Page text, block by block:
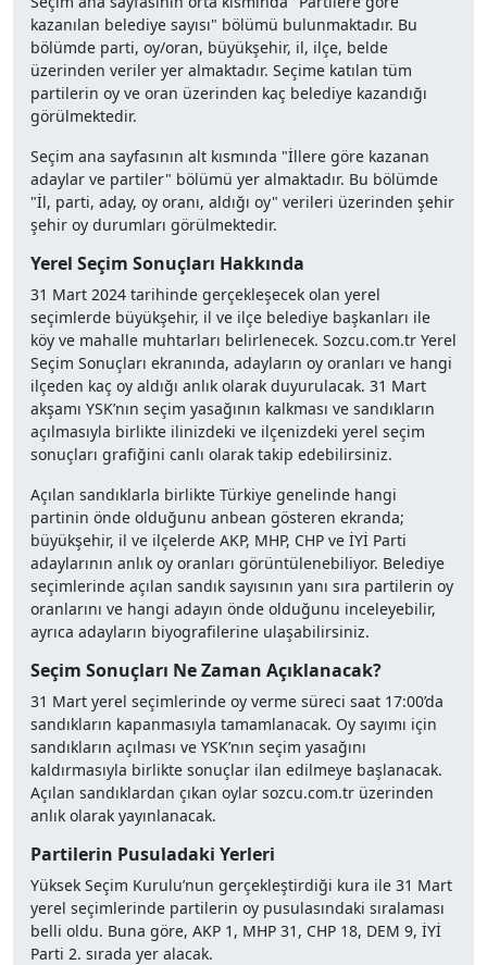
kazanılan belediye sayısı" bölümü bulunmaktadır. Bu
bölümde parti, oy/oran, büyükşehir, il, ilçe, belde
üzerinden veriler yer almaktadır. Seçime katılan tüm
partilerin oy ve oran üzerinden kaç belediye kazandığı
görülmektedir.
Seçim ana sayfasının alt kısmında "İllere göre kazanan
adaylar ve partiler" bölümü yer almaktadır. Bu bölümde
"İl, parti, aday, oy oranı, aldığı oy" verileri üzerinden şehir
şehir oy durumları görülmektedir.
Yerel Seçim Sonuçları Hakkında
31 Mart 2024 tarihinde gerçekleşecek olan yerel
seçimlerde büyükşehir, il ve ilçe belediye başkanları ile
köy ve mahalle muhtarları belirlenecek. Sozcu.com.tr Yerel
Seçim Sonuçları ekranında, adayların oy oranları ve hangi
ilçeden kaç oy aldığı anlık olarak duyurulacak. 31 Mart
akşamı YSK’nın seçim yasağının kalkması ve sandıkların
açılmasıyla birlikte ilinizdeki ve ilçenizdeki yerel seçim
sonuçları grafiğini canlı olarak takip edebilirsiniz.
Açılan sandıklarla birlikte Türkiye genelinde hangi
partinin önde olduğunu anbean gösteren ekranda;
büyükşehir, il ve ilçelerde AKP, MHP, CHP ve İYİ Parti
adaylarının anlık oy oranları görüntülenebiliyor. Belediye
seçimlerinde açılan sandık sayısının yanı sıra partilerin oy
oranlarını ve hangi adayın önde olduğunu inceleyebilir,
ayrıca adayların biyografilerine ulaşabilirsiniz.
Seçim Sonuçları Ne Zaman Açıklanacak?
31 Mart yerel seçimlerinde oy verme süreci saat 17:00’da
sandıkların kapanmasıyla tamamlanacak. Oy sayımı için
sandıkların açılması ve YSK’nın seçim yasağını
kaldırmasıyla birlikte sonuçlar ilan edilmeye başlanacak.
Açılan sandıklardan çıkan oylar sozcu.com.tr üzerinden
anlık olarak yayınlanacak.
Partilerin Pusuladaki Yerleri
Yüksek Seçim Kurulu’nun gerçekleştirdiği kura ile 31 Mart
yerel seçimlerinde partilerin oy pusulasındaki sıralaması
belli oldu. Buna göre, AKP 1, MHP 31, CHP 18, DEM 9, İYİ
Parti 2. sırada yer alacak.